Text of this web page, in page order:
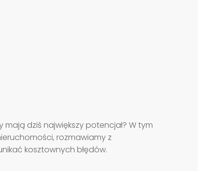
mają dziś największy potencjał? W tym
rozmawiamy z
kosztownych błędów.